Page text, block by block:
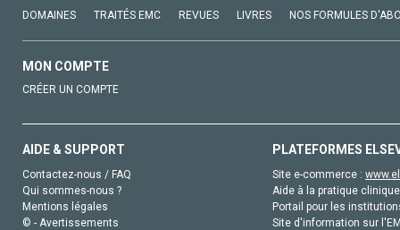
DOMAINES TRAITÉS EMC REVUES LIVRES NOS FORMULES
MON COMPTE
CRÉER UN COMPTE
AIDE & SUPPORT
Contactez-nous / FAQ
Qui sommes-nous ?
Mentions légales
© - Avertissements
PLATEFORMES
Site e-commerce :
Aide à la pratique
Portail pour les
Site d'information sur